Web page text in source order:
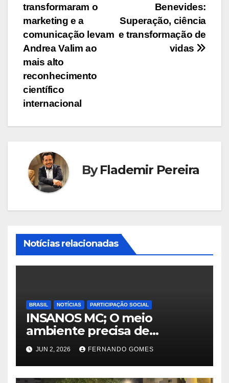
de
Post
Benevides:
Superação, ciência
e transformação de
vidas
transformaram o
marketing e a
comunicação levam
Andrea Valim ao
mais alto
reconhecimento
científico
internacional
ByFlademir Pereira
Notícias relacionadas
BRASIL NOTÍCIAS PARTICIPAÇÃO SOCIAL
INSANOS MC; O meio
ambiente precisa de
atitude… e a irmandade vai
fazer a parte dela.
JUN 2, 2026 FERNANDO GOMES